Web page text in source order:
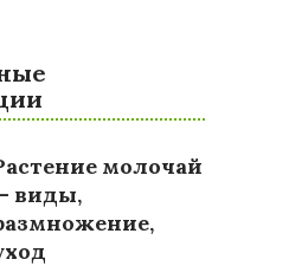
молочай
виды,